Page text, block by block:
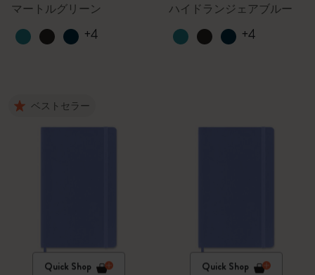
マートルグリーン
+4
ハイドランジェアブルー
+4
ベストセラー
Quick Shop Quick Shop